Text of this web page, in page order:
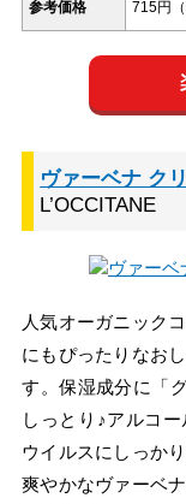
参考価格 715円（
ヴァーベナ ク
L’OCCITANE
人気オーガニック
にもぴったりなお
す。保湿成分に「
しっとり♪アルコ
ウイルスにしっか
爽やかなヴァーベ